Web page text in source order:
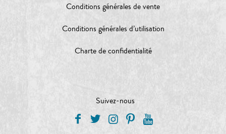
Conditions générales de vente
Conditions générales d’utilisation
Charte de confidentialité
Suivez-nous